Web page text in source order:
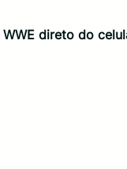
direto do